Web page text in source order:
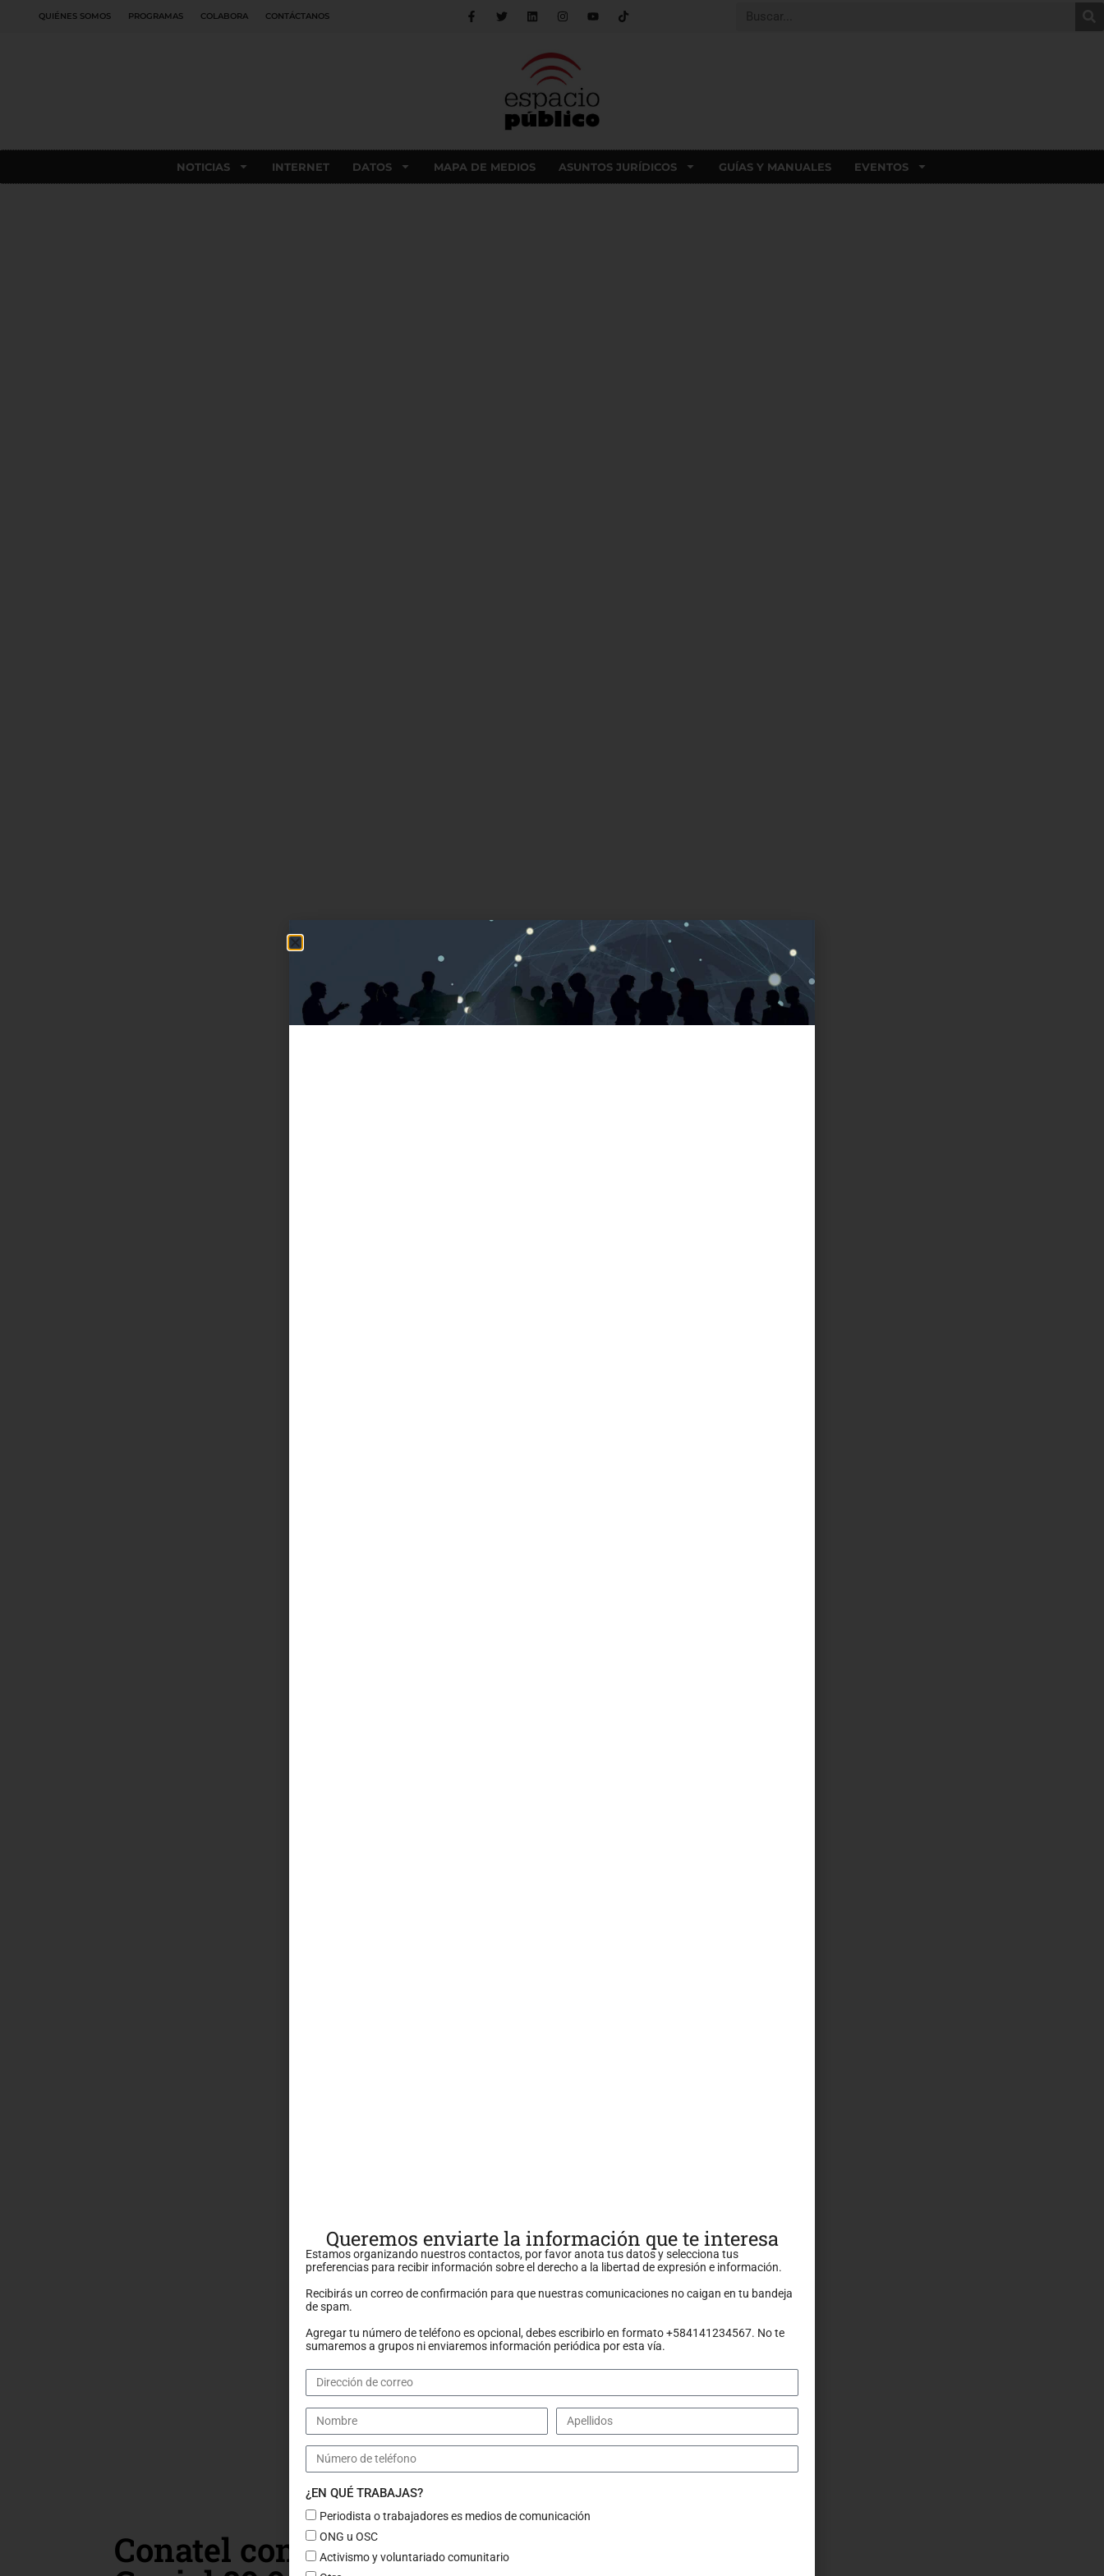
QUIÉNES SOMOS PROGRAMAS COLABORA CONTÁCTANOS
NOTICIAS INTERNET DATOS MAPA DE MEDIOS ASUNTOS JURÍDICOS GUÍAS Y MANUALES EVENTOS
Conatel confisca equipos de la emisora
Queremos enviarte la información que te interesa
Estamos organizando nuestros contactos, por favor anota tus datos y selecciona tus
preferencias para recibir información sobre el derecho a la libertad de expresión e información.
Recibirás un correo de confirmación para que nuestras comunicaciones no caigan en tu bandeja
de spam.
Agregar tu número de teléfono es opcional, debes escribirlo en formato +584141234567. No te
sumaremos a grupos ni enviaremos información periódica por esta vía.
¿EN QUÉ TRABAJAS?
Periodista o trabajadores es medios de comunicación
ONG u OSC
Activismo y voluntariado comunitario